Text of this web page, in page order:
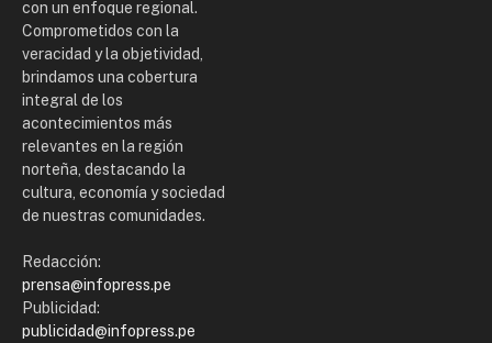
con un enfoque regional.
Comprometidos con la
veracidad y la objetividad,
brindamos una cobertura
integral de los
acontecimientos más
relevantes en la región
norteña, destacando la
cultura, economía y sociedad
de nuestras comunidades.
Redacción:
prensa@infopress.pe
Publicidad:
publicidad@infopress.pe